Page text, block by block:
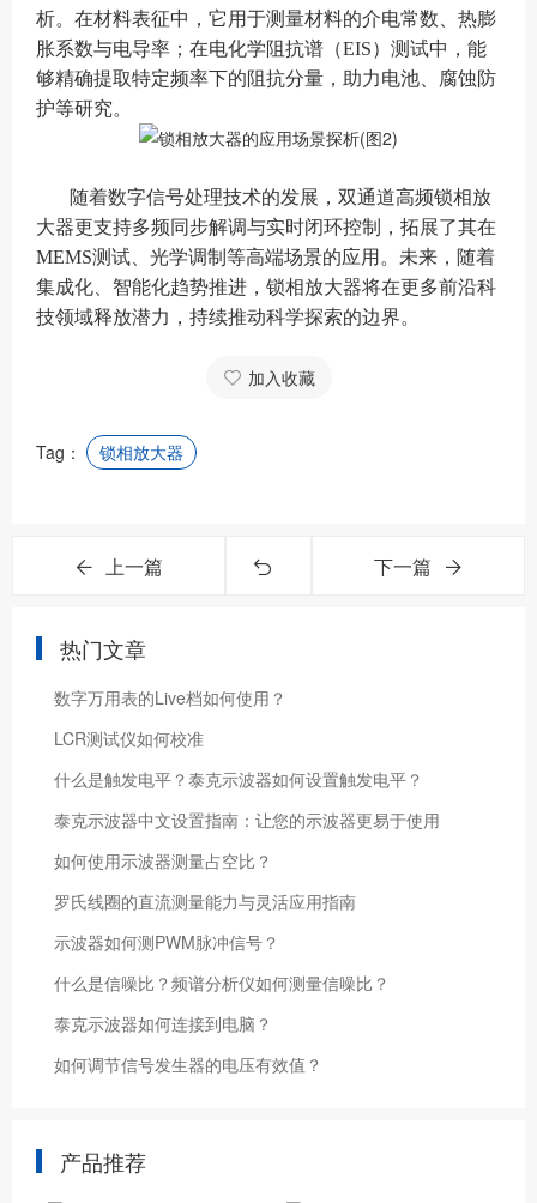
析。在材料表征中，它用于测量材料的介电常数、热膨
胀系数与电导率；在电化学阻抗谱（EIS）测试中，能
够精确提取特定频率下的阻抗分量，助力电池、腐蚀防
护等研究。
随着数字信号处理技术的发展，双通道高频锁相放
大器更支持多频同步解调与实时闭环控制，拓展了其在
MEMS测试、光学调制等高端场景的应用。未来，随着
集成化、智能化趋势推进，锁相放大器将在更多前沿科
技领域释放潜力，持续推动科学探索的边界。
加入收藏
Tag： 锁相放大器
上一篇 下一篇
热门文章
数字万用表的Live档如何使用？
LCR测试仪如何校准
什么是触发电平？泰克示波器如何设置触发电平？
泰克示波器中文设置指南：让您的示波器更易于使用
如何使用示波器测量占空比？
罗氏线圈的直流测量能力与灵活应用指南
示波器如何测PWM脉冲信号？
什么是信噪比？频谱分析仪如何测量信噪比？
泰克示波器如何连接到电脑？
如何调节信号发生器的电压有效值？
产品推荐